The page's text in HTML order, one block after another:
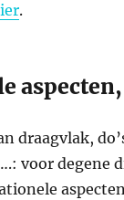
.
draagvlak,
voor degene